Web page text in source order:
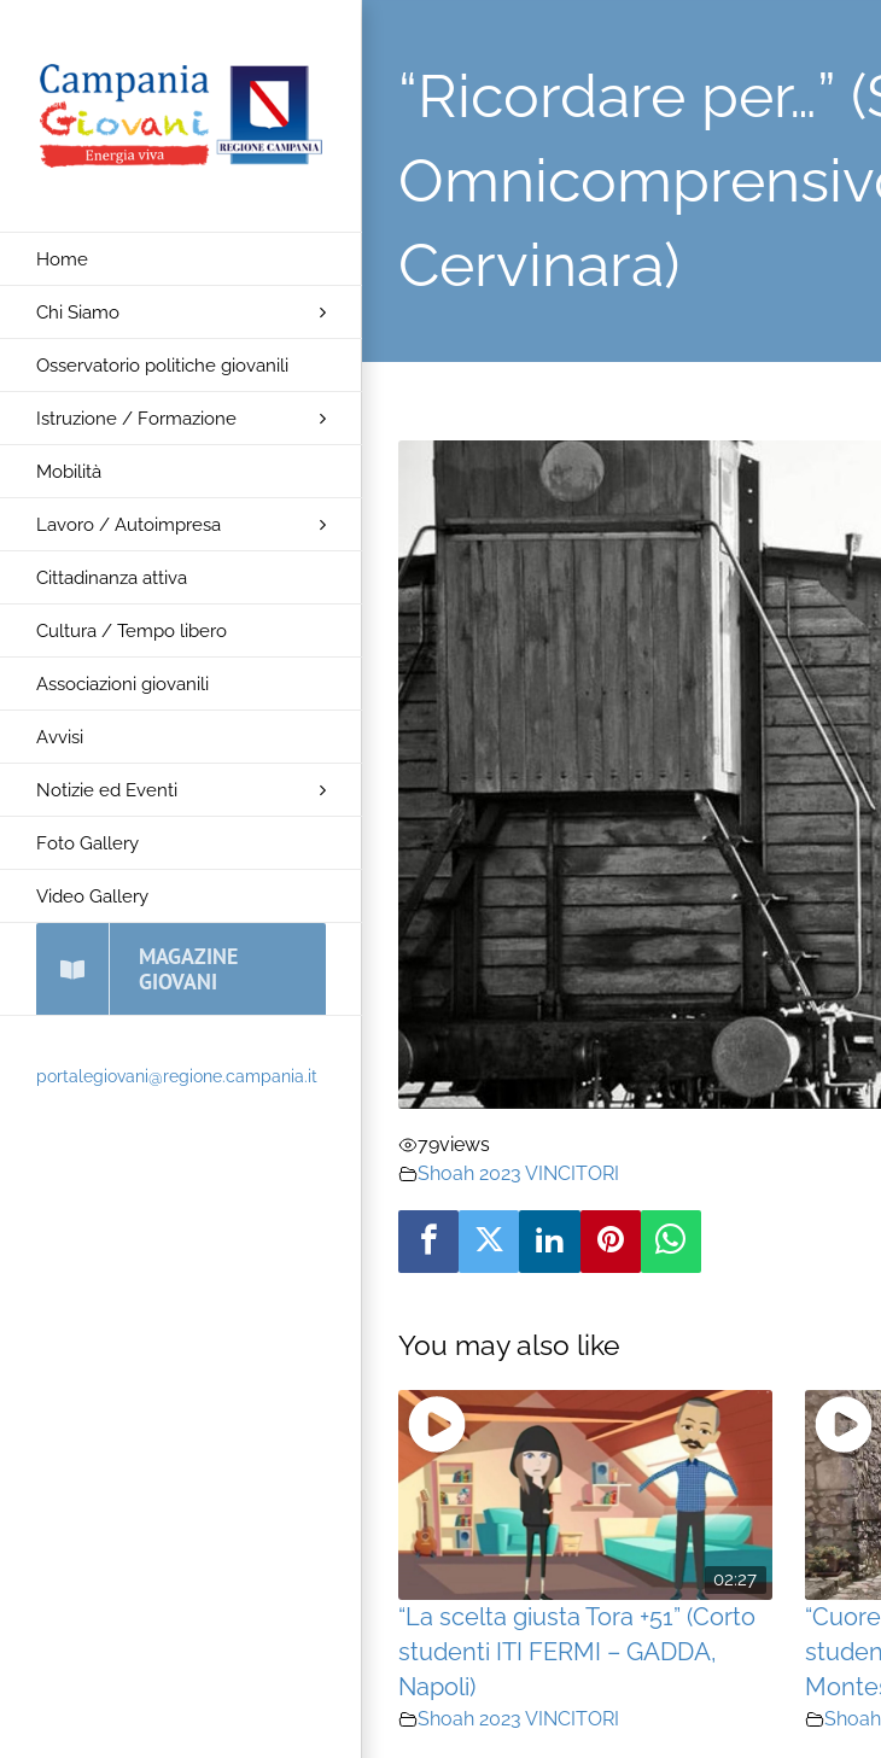
contenuto
Home
Chi Siamo
Osservatorio politiche giovanili
Istruzione / Formazione
Mobilità
Lavoro / Autoimpresa
Cittadinanza attiva
Cultura / Tempo libero
Associazioni giovanili
Avvisi
Notizie ed Eventi
Foto Gallery
Video Gallery
MAGAZINE
GIOVANI
portalegiovani@regione.campania.it
“Ricordare per…”
Cervinara)
79views
Shoah 2023 VINCITORI
You may also like
02:27
“La scelta giusta Tora +51” (Corto
studenti ITI FERMI – GADDA,
Napoli)
Shoah 2023 VINCITORI